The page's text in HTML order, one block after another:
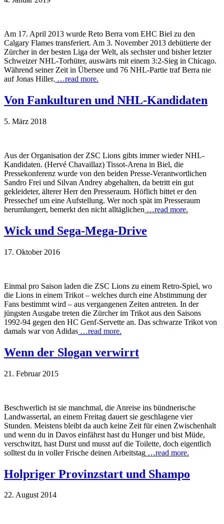
Am 17. April 2013 wurde Reto Berra vom EHC Biel zu den
Calgary Flames transferiert. Am 3. November 2013 debütierte der
Zürcher in der besten Liga der Welt, als sechster und bisher letzter
Schweizer NHL-Torhüter, auswärts mit einem 3:2-Sieg in Chicago.
Während seiner Zeit in Übersee und 76 NHL-Partie traf Berra nie
auf Jonas Hiller. …read more.
Von Fankulturen und NHL-Kandidaten
5. März 2018
Aus der Organisation der ZSC Lions gibts immer wieder NHL-
Kandidaten. (Hervé Chavaillaz) Tissot-Arena in Biel, die
Pressekonferenz wurde von den beiden Presse-Verantwortlichen
Sandro Frei und Silvan Andrey abgehalten, da betritt ein gut
gekleideter, älterer Herr den Presseraum. Höflich bittet er den
Pressechef um eine Aufstellung. Wer noch spät im Presseraum
herumlungert, bemerkt den nicht alltäglichen …read more.
Wick und Sega-Mega-Drive
17. Oktober 2016
Einmal pro Saison laden die ZSC Lions zu einem Retro-Spiel, wo
die Lions in einem Trikot – welches durch eine Abstimmung der
Fans bestimmt wird – aus vergangenen Zeiten antreten. In der
jüngsten Ausgabe treten die Zürcher im Trikot aus den Saisons
1992-94 gegen den HC Genf-Servette an. Das schwarze Trikot von
damals war von Adidas …read more.
Wenn der Slogan verwirrt
21. Februar 2015
Beschwerlich ist sie manchmal, die Anreise ins bündnerische
Landwassertal, an einem Freitag dauert sie geschlagene vier
Stunden. Meistens bleibt da auch keine Zeit für einen Zwischenhalt
und wenn du in Davos einfährst hast du Hunger und bist Müde,
verschwitzt, hast Durst und musst auf die Toilette, doch eigentlich
solltest du in voller Frische deinen Arbeitstag …read more.
Holpriger Provinzstart und Shampo
22. August 2014